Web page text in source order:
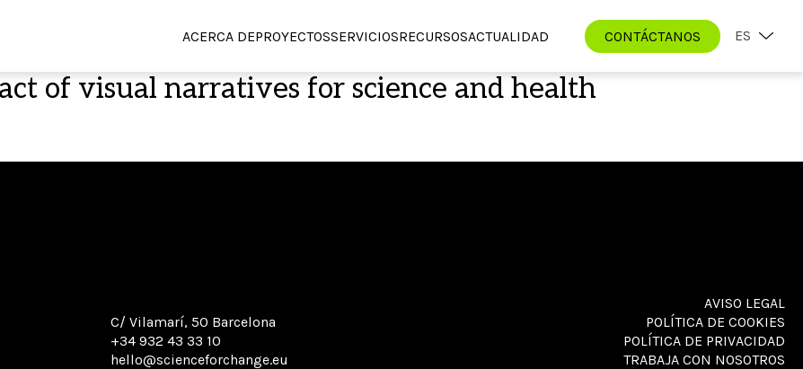
ACERCA DEPROYECTOSSERVICIOSRECURSOSACTUALIDAD CONTÁCTANOS ES
of visual narratives for science and health
C/ Vilamarí, 50 Barcelona
+34 932 43 33 10
hello@scienceforchange.eu
AVISO LEGAL
POLÍTICA DE COOKIES
POLÍTICA DE PRIVACIDAD
TRABAJA CON NOSOTROS